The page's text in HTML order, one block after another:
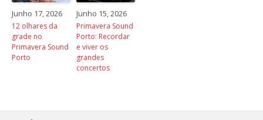
Junho 17, 2026
12 olhares da
grade no
Primavera Sound
Porto
Junho 15, 2026
Primavera Sound
Porto: Recordar
e viver os
grandes
concertos